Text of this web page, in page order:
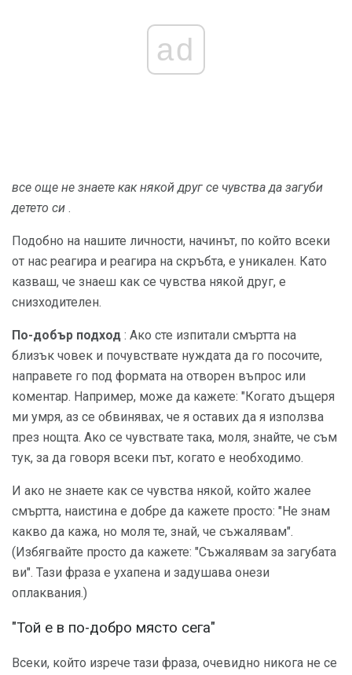
ad
все още не знаете как някой друг се чувства да загуби
детето си .
Подобно на нашите личности, начинът, по който всеки
от нас реагира и реагира на скръбта, е уникален. Като
казваш, че знаеш как се чувства някой друг, е
снизходителен.
По-добър подход : Ако сте изпитали смъртта на
близък човек и почувствате нуждата да го посочите,
направете го под формата на отворен въпрос или
коментар. Например, може да кажете: "Когато дъщеря
ми умря, аз се обвинявах, че я оставих да я използва
през нощта. Ако се чувствате така, моля, знайте, че съм
тук, за да говоря всеки път, когато е необходимо.
И ако не знаете как се чувства някой, който жалее
смъртта, наистина е добре да кажете просто: "Не знам
какво да кажа, но моля те, знай, че съжалявам".
(Избягвайте просто да кажете: "Съжалявам за загубата
ви". Тази фраза е ухапена и задушава онези
оплаквания.)
"Той е в по-добро място сега"
Всеки, който изрече тази фраза, очевидно никога не се